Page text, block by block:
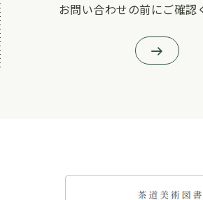
お問い合わせの前にご確認